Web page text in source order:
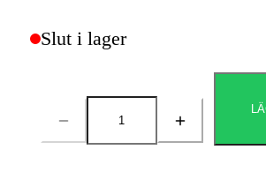
Slut i lager
Antal